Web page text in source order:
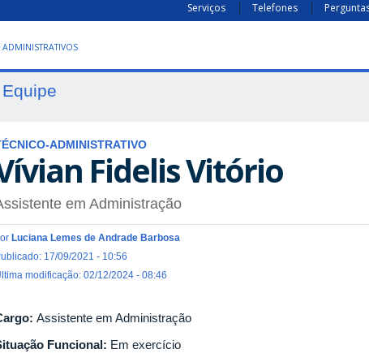
Serviços Telefones
ADMINISTRATIVOS
Equipe
ADMINISTRATIVO
Fidelis Vitório
em Administração
Luciana Lemes de Andrade Barbosa
17/09/2021 - 10:56
modificação: 02/12/2024 - 08:46
Assistente em Administração
Funcional: Em exercício